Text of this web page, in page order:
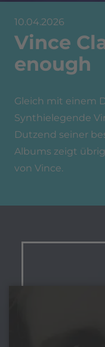
10.04.2026
Vince
enough
Gleich mit einem
Synthielegende
Dutzend seiner
Albums zeigt
von Vince.